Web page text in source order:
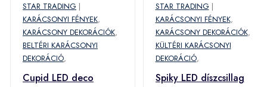
STAR TRADING |
KARÁCSONYI FÉNYEK,
KARÁCSONY DEKORÁCIÓK,
BELTÉRI KARÁCSONYI
DEKORÁCIÓ,
Cupid LED deco
STAR TRADING |
KARÁCSONYI FÉNYEK,
KARÁCSONY DEKORÁCIÓK,
KÜLTÉRI KARÁCSONYI
DEKORÁCIÓ,
Spiky LED díszcsillag